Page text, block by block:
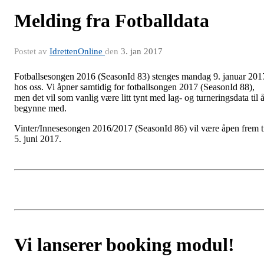
Melding fra Fotballdata
Postet av IdrettenOnline den 3. jan 2017
Fotballsesongen 2016 (SeasonId 83) stenges mandag 9. januar
hos oss. Vi åpner samtidig for fotballsongen 2017 (SeasonId 88),
men det vil som vanlig være litt tynt med lag- og turneringsdata til å
begynne med.
Vinter/Innesesongen 2016/2017 (SeasonId 86) vil være åpen frem
5. juni 2017.
Vi lanserer booking modul!